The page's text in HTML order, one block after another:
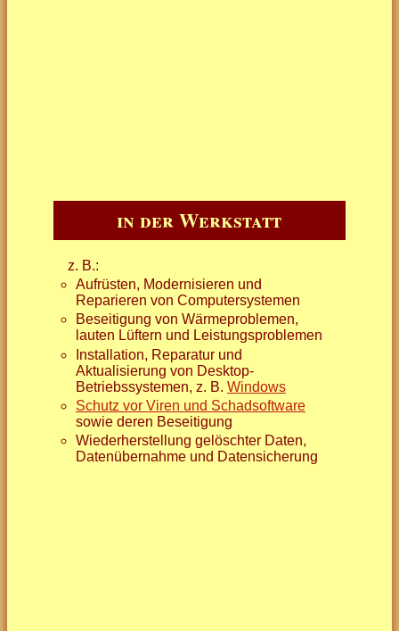
in der Werkstatt
z. B.:
Aufrüsten, Modernisieren und
Reparieren von Computersystemen
Beseitigung von Wärmeproblemen,
lauten Lüftern und Leistungsproblemen
Installation, Reparatur und
Aktualisierung von Desktop-
Betriebssystemen, z. B. Windows
Schutz vor Viren und Schadsoftware
sowie deren Beseitigung
Wiederherstellung gelöschter Daten,
Datenübernahme und Datensicherung